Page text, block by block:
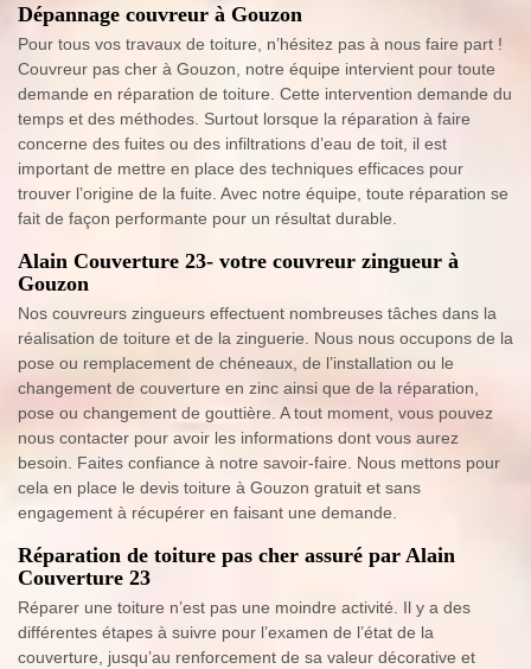
Dépannage couvreur à Gouzon
Pour tous vos travaux de toiture, n’hésitez pas à nous faire part !
Couvreur pas cher à Gouzon, notre équipe intervient pour toute
demande en réparation de toiture. Cette intervention demande du
temps et des méthodes. Surtout lorsque la réparation à faire
concerne des fuites ou des infiltrations d’eau de toit, il est
important de mettre en place des techniques efficaces pour
trouver l’origine de la fuite. Avec notre équipe, toute réparation se
fait de façon performante pour un résultat durable.
Alain Couverture 23- votre couvreur zingueur à
Gouzon
Nos couvreurs zingueurs effectuent nombreuses tâches dans la
réalisation de toiture et de la zinguerie. Nous nous occupons de la
pose ou remplacement de chéneaux, de l’installation ou le
changement de couverture en zinc ainsi que de la réparation,
pose ou changement de gouttière. A tout moment, vous pouvez
nous contacter pour avoir les informations dont vous aurez
besoin. Faites confiance à notre savoir-faire. Nous mettons pour
cela en place le devis toiture à Gouzon gratuit et sans
engagement à récupérer en faisant une demande.
Réparation de toiture pas cher assuré par Alain
Couverture 23
Réparer une toiture n’est pas une moindre activité. Il y a des
différentes étapes à suivre pour l’examen de l’état de la
couverture, jusqu’au renforcement de sa valeur décorative et